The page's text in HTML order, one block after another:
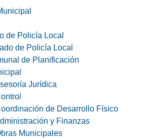
de Policía Local
de Policía Local
de Planificación
Jurídica
de Desarrollo Físico
y Finanzas
Municipales